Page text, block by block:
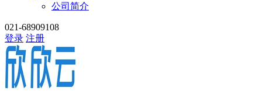
公司简介
021-68909108
登录 注册